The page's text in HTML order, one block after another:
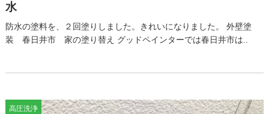
水
防水の塗料を、２回塗りしました。きれいになりました。 外壁塗
装 春日井市 家の塗り替え グッドペインターでは春日井市は..
高圧洗浄